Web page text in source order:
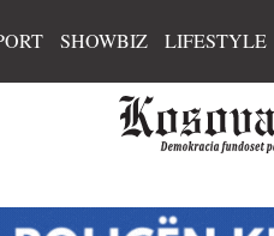
SHOWBIZ LIFESTYLE